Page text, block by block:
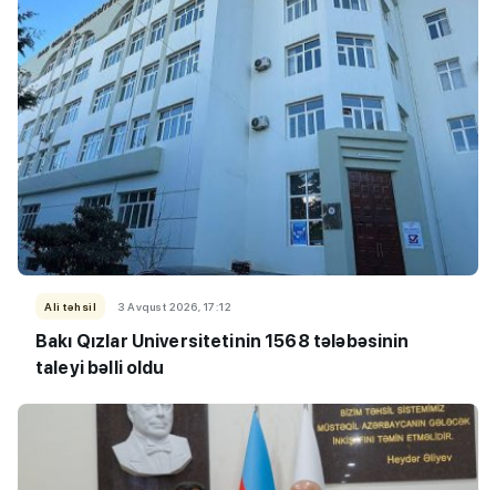
Ali təhsil 3 Avqust 2026, 17:12
Bakı Qızlar Universitetinin 1568 tələbəsinin
taleyi bəlli oldu